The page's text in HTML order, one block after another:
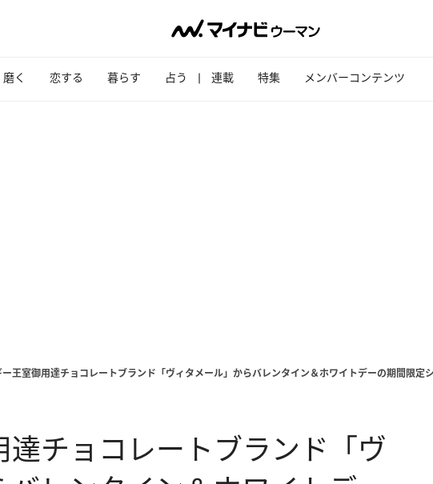
磨く 恋する 暮らす 占う 連載 特集 メンバーコンテンツ
王室御用達チョコレートブランド「ヴィタメール」からバレンタイン＆ホワイトデーの期間限定
チョコレートブランド「ヴ